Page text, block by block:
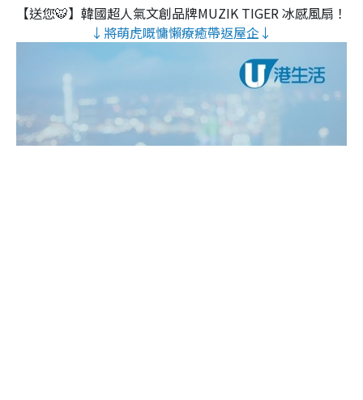
【送您🐯】韓國超人氣文創品牌MUZIK TIGER 冰感風扇！
↓將萌虎嘅慵懶療癒帶返屋企↓